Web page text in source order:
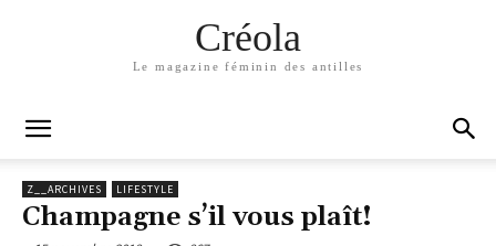
Créola
Le magazine féminin des antilles
Z__ARCHIVES LIFESTYLE
Champagne s’il vous plaît!